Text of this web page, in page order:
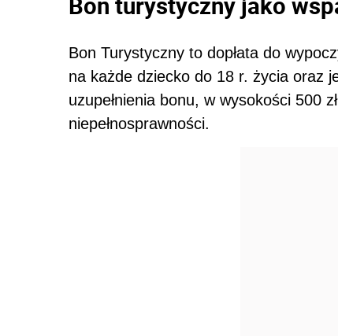
Bon Turystyczny to dopłata do
na każde dziecko do 18 r. życia oraz
uzupełnienia bonu, w wysokości 500
niepełnosprawności.